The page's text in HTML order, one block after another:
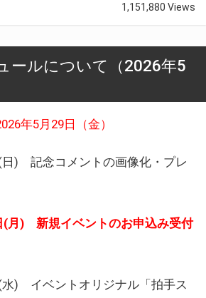
1,151,880 Views
ールについて（2026年5
年5月29日（金）
(日) 記念コメントの画像化・プレ
(月) 新規イベントのお申込み受付
(水) イベントオリジナル「拍手ス